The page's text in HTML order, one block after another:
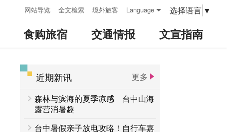
网站导览 全文检索 境外旅客 Language 选择语言 ▼
食购旅宿 交通情报 文宣指南
近期新讯
更多
森林与滨海的夏季凉感 台中山海
露营消暑趣
台中暑假亲子放电攻略！自行车嘉